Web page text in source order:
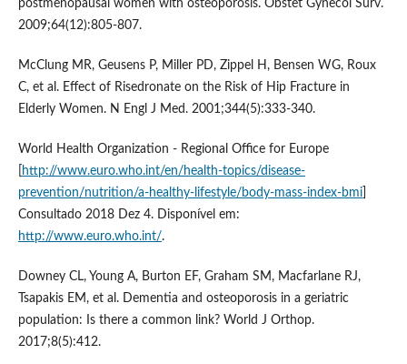
postmenopausal women with osteoporosis. Obstet Gynecol Surv.
2009;64(12):805-807.
McClung MR, Geusens P, Miller PD, Zippel H, Bensen WG, Roux
C, et al. Effect of Risedronate on the Risk of Hip Fracture in
Elderly Women. N Engl J Med. 2001;344(5):333-340.
World Health Organization - Regional Office for Europe
http://www.euro.who.int/en/health-topics/disease-
prevention/nutrition/a-healthy-lifestyle/body-mass-index-bmi]
Consultado 2018 Dez 4. Disponível em:
http://www.euro.who.int/.
Downey CL, Young A, Burton EF, Graham SM, Macfarlane RJ,
Tsapakis EM, et al. Dementia and osteoporosis in a geriatric
population: Is there a common link? World J Orthop.
2017;8(5):412.